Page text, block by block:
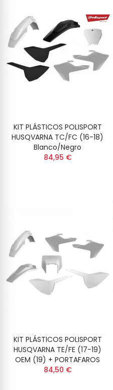
KIT PLÁSTICOS POLISPORT
HUSQVARNA TC/FC (16-18)
Blanco/Negro
84,95 €
KIT PLÁSTICOS POLISPORT
HUSQVARNA TE/FE (17-19)
OEM (19) + PORTAFAROS
84,50 €